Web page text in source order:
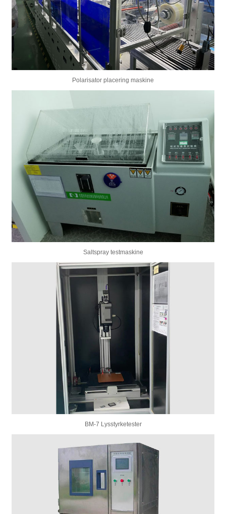
Polarisator placering maskine
Saltspray testmaskine
BM-7 Lysstyrketester